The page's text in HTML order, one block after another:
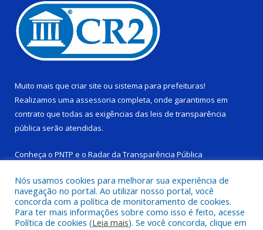
Muito mais que criar site ou sistema para prefeituras!
Realizamos uma assessoria completa, onde garantimos em
contrato que todas as exigências das leis de transparência
pública serão atendidas.
Conheça o PNTP e o Radar da Transparência Pública
Todos os direitos reservados a Câmara Municipal de Ponta de
Pedras.
Nós usamos cookies para melhorar sua experiência de
navegação no portal. Ao utilizar nosso portal, você
concorda com a política de monitoramento de cookies.
Para ter mais informações sobre como isso é feito, acesse
Política de cookies (Leia mais). Se você concorda, clique em